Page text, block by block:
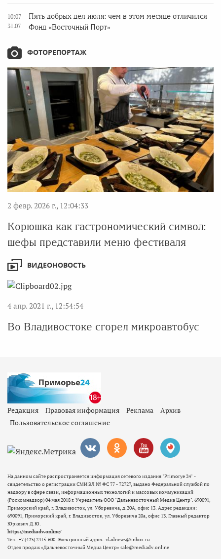
10:07
31.07
Пять добрых дел июля: чем в этом месяце отличился
Фонд «Восточный Порт»
ФОТОРЕПОРТАЖ
2 февр. 2026 г., 12:04:33
Корюшка как гастрономический символ:
шефы представили меню фестиваля
ВИДЕОНОВОСТЬ
4 апр. 2021 г., 12:54:54
Во Владивостоке сгорел микроавтобус
Редакция Правовая информация Реклама
Архив
Пользовательское соглашение
На данном сайте распространяется информация сетевого издания "Primorye 24" -
свидетельство о регистрации СМИ ЭЛ № ФС 77 - 72727, выдано Федеральной службой по
надзору в сфере связи, информационных технологий и массовых коммуникаций
(Роскомнадзор) 04 мая 2018 г. Учредитель ООО "Дальневосточный Медиа Центр". 690091,
Приморский край, г. Владивосток, ул. Уборевича, д.20А, офис 13. Адрес редакции:
690091, Приморский край, г. Владивосток, ул. Уборевича 20а, офис 13. Главный редактор
Юркевич Д.Ю.
https://mediadv.online/
Тел.: +7 (423) 2415-600. Электронный адрес: vladnews@inbox.ru
Отдел продаж «Дальневосточный Медиа Центр» sale@mediadv.online